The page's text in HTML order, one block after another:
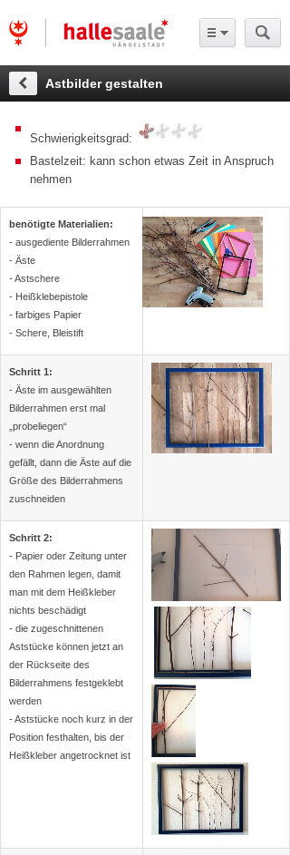
Astbilder gestalten
Schwierigkeitsgrad:
Bastelzeit: kann schon etwas Zeit in Anspruch
nehmen
benötigte Materialien:
- ausgediente Bilderrahmen
- Äste
- Astschere
- Heißklebepistole
- farbiges Papier
- Schere, Bleistift
Schritt 1:
- Äste im ausgewählten
Bilderrahmen erst mal
„probeliegen“
- wenn die Anordnung
gefällt, dann die Äste auf die
Größe des Bilderrahmens
zuschneiden
Schritt 2:
- Papier oder Zeitung unter
den Rahmen legen, damit
man mit dem Heißkleber
nichts beschädigt
- die zugeschnittenen
Aststücke können jetzt an
der Rückseite des
Bilderrahmens festgeklebt
werden
- Aststücke noch kurz in der
Position festhalten, bis der
Heißkleber angetrocknet ist